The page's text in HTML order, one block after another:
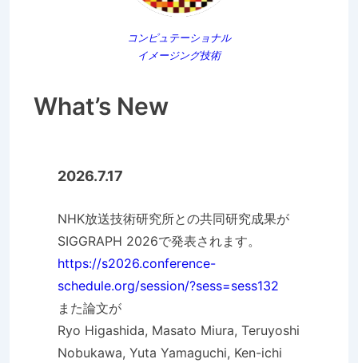
コンピュテーショナル
イメージング技術
What’s New
2026.7.17
NHK放送技術研究所との共同研究成果が
SIGGRAPH 2026で発表されます。
https://s2026.conference-
schedule.org/session/?sess=sess132
また論文が
Ryo Higashida, Masato Miura, Teruyoshi
Nobukawa, Yuta Yamaguchi, Ken-ichi